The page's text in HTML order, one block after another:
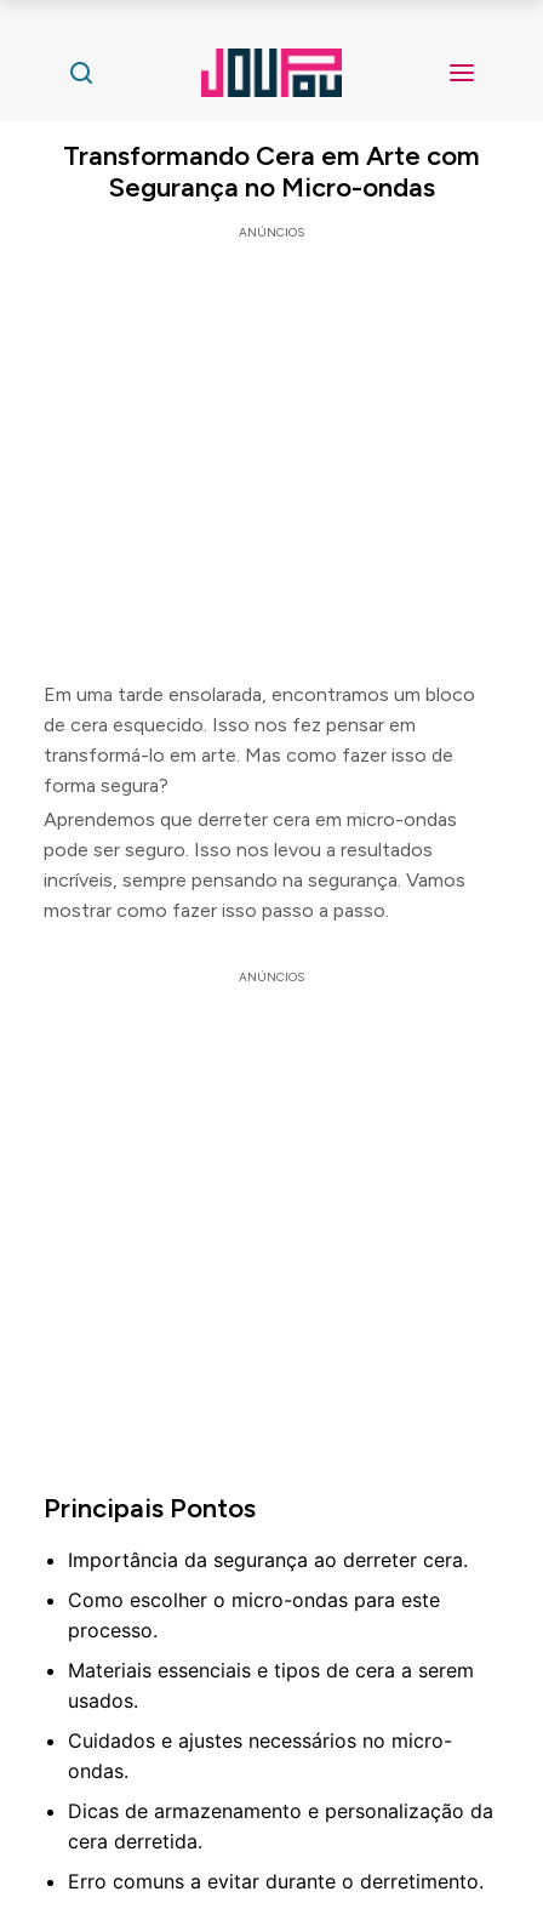
Transformando Cera em Arte com
Segurança no Micro-ondas
ANÚNCIOS
Em uma tarde ensolarada, encontramos um bloco
de cera esquecido. Isso nos fez pensar em
transformá-lo em arte. Mas como fazer isso de
forma segura?
Aprendemos que derreter cera em micro-ondas
pode ser seguro. Isso nos levou a resultados
incríveis, sempre pensando na segurança. Vamos
mostrar como fazer isso passo a passo.
ANÚNCIOS
Principais Pontos
Importância da segurança ao derreter cera.
Como escolher o micro-ondas para este
processo.
Materiais essenciais e tipos de cera a serem
usados.
Cuidados e ajustes necessários no micro-
ondas.
Dicas de armazenamento e personalização da
cera derretida.
Erro comuns a evitar durante o derretimento.